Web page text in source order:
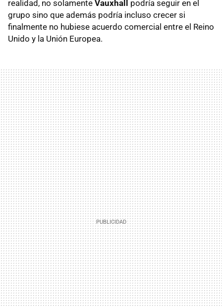
realidad, no solamente Vauxhall
podría seguir en el
grupo sino que además podría incluso crecer si
finalmente no hubiese acuerdo comercial entre el Reino
Unido y la Unión Europea.